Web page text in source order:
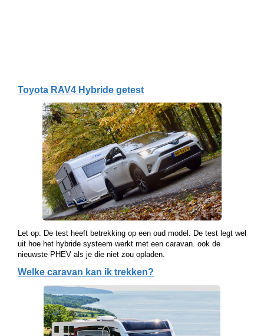
Toyota RAV4 Hybride getest
Let op: De test heeft betrekking op een oud model. De test legt wel
uit hoe het hybride systeem werkt met een caravan. ook de
nieuwste PHEV als je die niet zou opladen.
Welke caravan kan ik trekken?